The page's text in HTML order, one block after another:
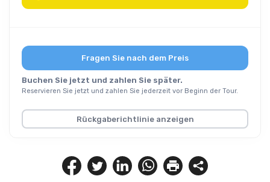
Fragen Sie nach dem Preis
Buchen Sie jetzt und zahlen Sie später.
Reservieren Sie jetzt und zahlen Sie jederzeit vor Beginn der Tour.
Rückgaberichtlinie anzeigen